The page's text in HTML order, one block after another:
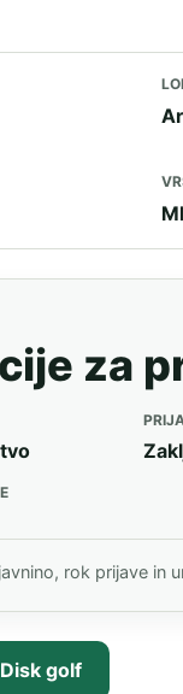
za
rok prijave in
golf
PDF, odpre se v